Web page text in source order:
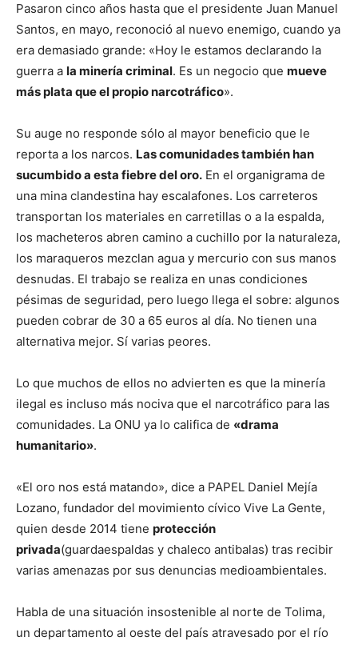
Pasaron cinco años hasta que el presidente Juan Manuel
Santos, en mayo, reconoció al nuevo enemigo, cuando ya
era demasiado grande: «Hoy le estamos declarando la
guerra a la minería criminal. Es un negocio que mueve
más plata que el propio narcotráfico».
Su auge no responde sólo al mayor beneficio que le
reporta a los narcos. Las comunidades también han
sucumbido a esta fiebre del oro. En el organigrama de
una mina clandestina hay escalafones. Los carreteros
transportan los materiales en carretillas o a la espalda,
los macheteros abren camino a cuchillo por la naturaleza,
los maraqueros mezclan agua y mercurio con sus manos
desnudas. El trabajo se realiza en unas condiciones
pésimas de seguridad, pero luego llega el sobre: algunos
pueden cobrar de 30 a 65 euros al día. No tienen una
alternativa mejor. Sí varias peores.
Lo que muchos de ellos no advierten es que la minería
ilegal es incluso más nociva que el narcotráfico para las
comunidades. La ONU ya lo califica de «drama
humanitario».
«El oro nos está matando», dice a PAPEL Daniel Mejía
Lozano, fundador del movimiento cívico Vive La Gente,
quien desde 2014 tiene protección
privada(guardaespaldas y chaleco antibalas) tras recibir
varias amenazas por sus denuncias medioambientales.
Habla de una situación insostenible al norte de Tolima,
un departamento al oeste del país atravesado por el río